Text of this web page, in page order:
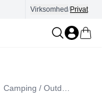
Virksomhed/Privat